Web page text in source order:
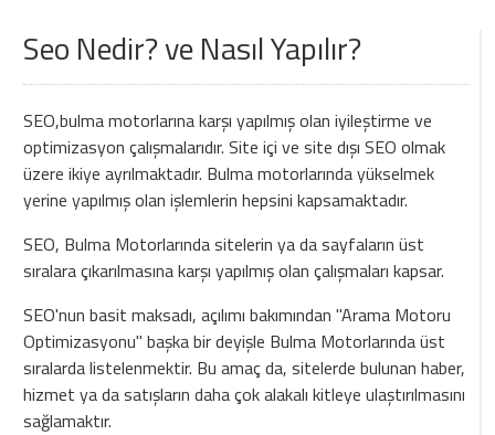
Seo Nedir? ve Nasıl Yapılır?
SEO,bulma motorlarına karşı yapılmış olan iyileştirme ve
optimizasyon çalışmalarıdır. Site içi ve site dışı SEO olmak
üzere ikiye ayrılmaktadır. Bulma motorlarında yükselmek
yerine yapılmış olan işlemlerin hepsini kapsamaktadır.
SEO, Bulma Motorlarında sitelerin ya da sayfaların üst
sıralara çıkarılmasına karşı yapılmış olan çalışmaları kapsar.
SEO'nun basit maksadı, açılımı bakımından "Arama Motoru
Optimizasyonu" başka bir deyişle Bulma Motorlarında üst
sıralarda listelenmektir. Bu amaç da, sitelerde bulunan haber,
hizmet ya da satışların daha çok alakalı kitleye ulaştırılmasını
sağlamaktır.
Beni Hatırla Şifremi Unuttum!
Giriş Yap
Henüz Hesabınız Yok mu?